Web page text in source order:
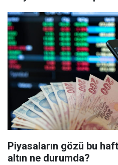
Piyasaların gözü bu
altın ne durumda?